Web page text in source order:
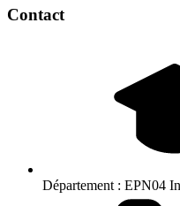
Contact
Département : EPN04